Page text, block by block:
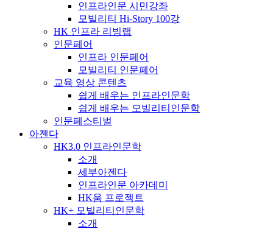
인프라인문 시민강좌
모빌리티 Hi-Story 100강
HK 인프라 리빙랩
인문페어
인프라 인문페어
모빌리티 인문페어
교육 영상 콘텐츠
쉽게 배우는 인프라인문학
쉽게 배우는 모빌리티인문학
인문페스티벌
아젠다
HK3.0 인프라인문학
소개
세부아젠다
인프라인문 아카데미
HK움 프로젝트
HK+ 모빌리티인문학
소개